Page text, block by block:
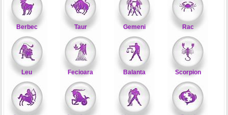
Berbec Taur Gemeni Rac
Leu Fecioara Balanta Scorpion